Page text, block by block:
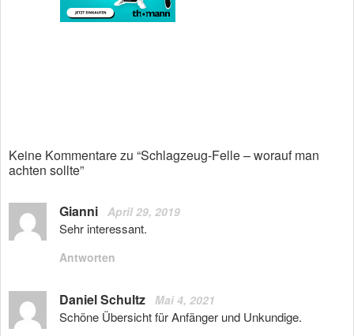
Keine Kommentare zu “Schlagzeug-Felle – worauf man
achten sollte”
Gianni April 29, 2019
Sehr interessant.
Antworten
Daniel Schultz Mai 4, 2021
Schöne Übersicht für Anfänger und Unkundige.